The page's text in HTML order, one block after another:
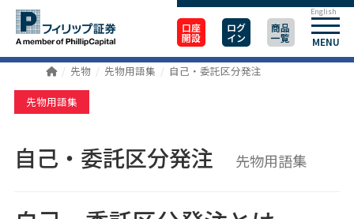
口座
開設
ログ
イン
商品
一覧 MENU
English
先物 先物用語集 自己・委託区分発注
先物用語集
自己・委託区分発注 先物用語集